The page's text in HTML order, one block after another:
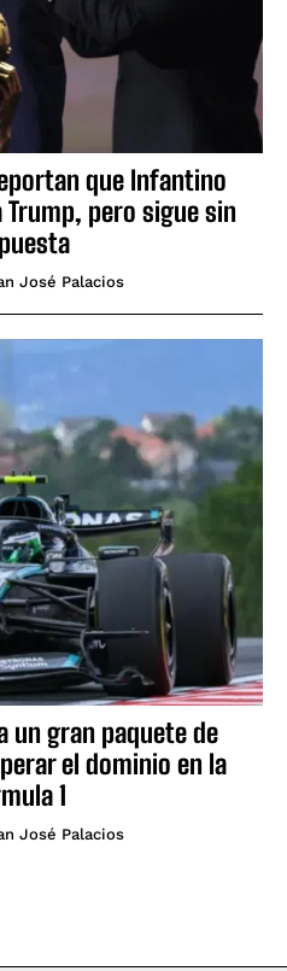
que Infantino
pero sigue sin
José Palacios
un gran paquete de
el dominio en la
1
José Palacios